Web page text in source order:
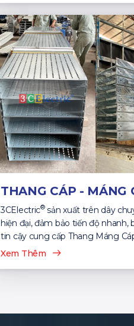
THANG CÁP - MÁNG
3CElectric®sản xuất trên dây
hiện đại, đảm bảo tiến độ nhanh,
tin cậy cung cấp Thang Máng
nhiều dự án...
Xem Thêm